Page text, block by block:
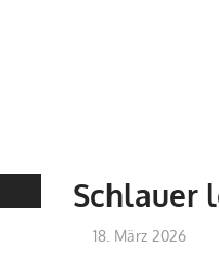
Schlauer
18. März 2026